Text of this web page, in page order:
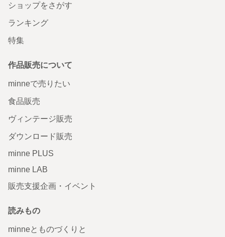
ショップをさがす
ランキング
特集
作品販売について
minneで売りたい
食品販売
ヴィンテージ販売
ダウンロード販売
minne PLUS
minne LAB
販売支援企画・イベント
読みもの
minneとものづくりと